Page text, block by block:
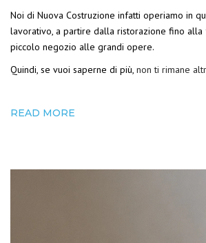
Noi di Nuova Costruzione infatti operiamo in
lavorativo, a partire dalla ristorazione fino alla
piccolo negozio alle grandi opere.
Quindi, se vuoi saperne di più, non ti rimane
READ MORE